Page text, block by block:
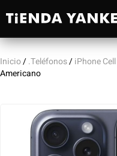
Inicio/.Teléfonos/iPhone Cell
Americano